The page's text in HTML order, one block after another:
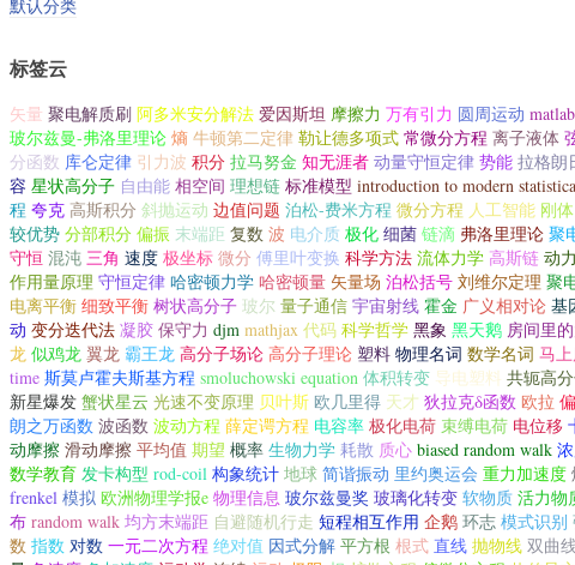
默认分类
标签云
矢量 聚电解质刷 阿多米安分解法 爱因斯坦 摩擦力 万有引力 圆周运动 matlab
玻尔兹曼-弗洛里理论 熵 牛顿第二定律 勒让德多项式 常微分方程 离子液体
分函数 库仑定律 引力波 积分 拉马努金 知无涯者 动量守恒定律 势能 拉格朗
容 星状高分子 自由能 相空间 理想链 标准模型 introduction to modern
程 夸克 高斯积分 斜抛运动 边值问题 泊松-费米方程 微分方程 人工智能 刚体
较优势 分部积分 偏振 末端距 复数 波 电介质 极化 细菌 链滴 弗洛里理论 聚
守恒 混沌 三角 速度 极坐标 微分 傅里叶变换 科学方法 流体力学 高斯链 动
作用量原理 守恒定律 哈密顿力学 哈密顿量 矢量场 泊松括号 刘维尔定理 聚
电离平衡 细致平衡 树状高分子 玻尔 量子通信 宇宙射线 霍金 广义相对论 基
动 变分迭代法 凝胶 保守力 djm mathjax 代码 科学哲学 黑象 黑天鹅 房间里
龙 似鸡龙 翼龙 霸王龙 高分子场论 高分子理论 塑料 物理名词 数学名词 马
time 斯莫卢霍夫斯基方程 smoluchowski equation 体积转变 导电塑料 共轭高
新星爆发 蟹状星云 光速不变原理 贝叶斯 欧几里得 天才 狄拉克δ函数 欧拉
朗之万函数 波函数 波动方程 薛定谔方程 电容率 极化电荷 束缚电荷 电位移
动摩擦 滑动摩擦 平均值 期望 概率 生物力学 耗散 质心 biased random walk
数学教育 发卡构型 rod-coil 构象统计 地球 简谐振动 里约奥运会 重力加速度
frenkel 模拟 欧洲物理学报e 物理信息 玻尔兹曼奖 玻璃化转变 软物质 活力物
布 random walk 均方末端距 自避随机行走 短程相互作用 企鹅 环志 模式识别
数 指数 对数 一元二次方程 绝对值 因式分解 平方根 根式 直线 抛物线 双曲